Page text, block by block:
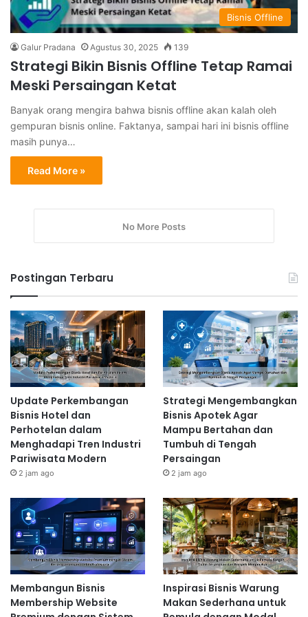
Bisnis Offline
Galur Pradana Agustus 30, 2025 139
Strategi Bikin Bisnis Offline Tetap Ramai
Meski Persaingan Ketat
Banyak orang mengira bahwa bisnis offline akan kalah oleh
gempuran bisnis online. Faktanya, sampai hari ini bisnis offline
masih punya…
Read More »
No More Posts
Postingan Terbaru
Update Perkembangan
Bisnis Hotel dan
Perhotelan dalam
Menghadapi Tren Industri
Pariwisata Modern
2 jam ago
Strategi Mengembangkan
Bisnis Apotek Agar
Mampu Bertahan dan
Tumbuh di Tengah
Persaingan
2 jam ago
Membangun Bisnis
Membership Website
Inspirasi Bisnis Warung
Makan Sederhana untuk